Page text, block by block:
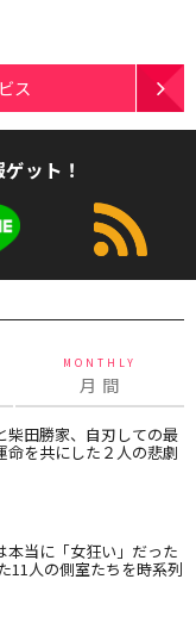
ス
ット！
MONTHLY
月 間
柴田勝家、自刃しての最
を共にした２人の悲劇
本当に「女狂い」だった
11人の側室たちを時系列